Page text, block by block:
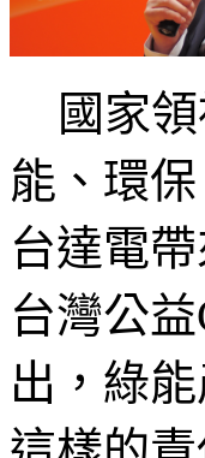
國家領
能、環
台達電
台灣公
出，綠